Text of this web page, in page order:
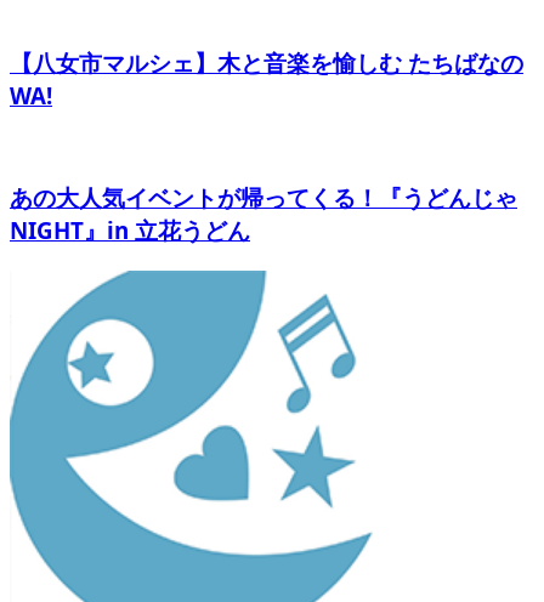
【八女市マルシェ】木と音楽を愉しむ たちばなの
WA!
あの大人気イベントが帰ってくる！『うどんじゃ
NIGHT』in 立花うどん